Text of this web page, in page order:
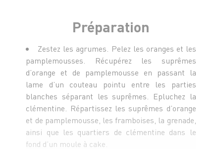
Préparation
Zestez les agrumes. Pelez les oranges et les
pamplemousses. Récupérez les suprêmes
d’orange et de pamplemousse en passant la
lame d’un couteau pointu entre les parties
blanches séparant les suprêmes. Epluchez la
clémentine. Répartissez les suprêmes d’orange
et de pamplemousse, les framboises, la grenade,
ainsi que les quartiers de clémentine dans le
fond d’un moule à cake.